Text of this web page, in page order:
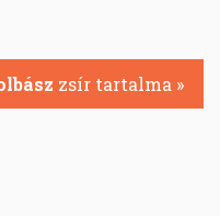
zsír tartalma »